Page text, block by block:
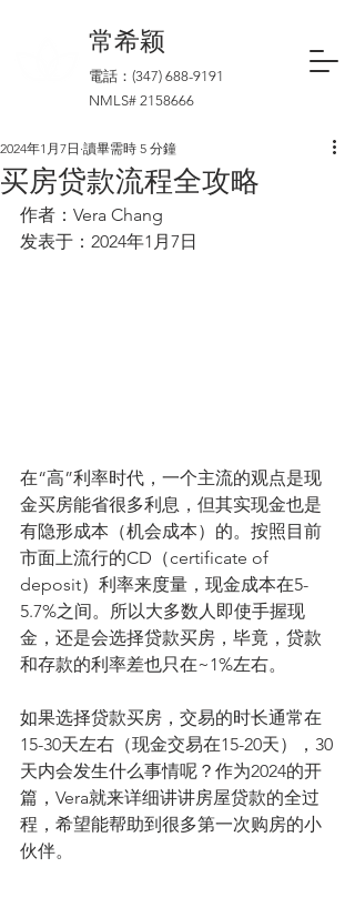
​常希颖
電話：(347) 688-9191
NMLS# 2158666
买房贷款流程全攻略
2024年1月7日 讀畢需時 5 分鐘
作者：Vera Chang
发表于：2024年1月7日
在“高”利率时代，一个主流的观点是现
金买房能省很多利息，但其实现金也是
有隐形成本（机会成本）的。按照目前
市面上流行的CD（certificate of
deposit）利率来度量，现金成本在5-
5.7%之间。所以大多数人即使手握现
金，还是会选择贷款买房，毕竟，贷款
和存款的利率差也只在~1%左右。
如果选择贷款买房，交易的时长通常在
15-30天左右（现金交易在15-20天），30
天内会发生什么事情呢？作为2024的开
篇，Vera就来详细讲讲房屋贷款的全过
程，希望能帮助到很多第一次购房的小
伙伴。